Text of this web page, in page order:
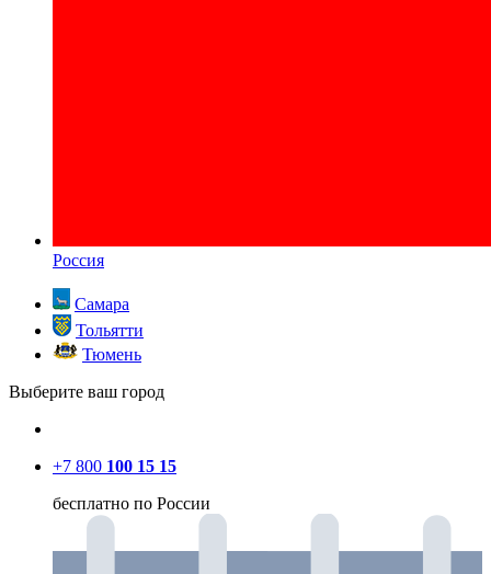
Россия
Самара
Тольятти
Тюмень
Выберите ваш город
+7 800 100 15 15
бесплатно по России